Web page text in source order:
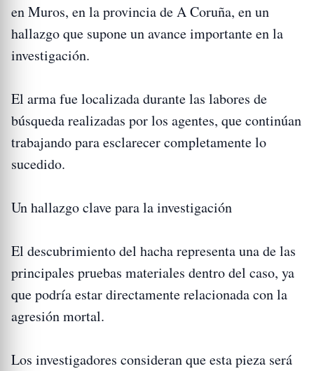
en Muros, en la provincia de A Coruña, en un
hallazgo que supone un avance importante en la
investigación.
El arma fue localizada durante las labores de
búsqueda realizadas por los agentes, que continúan
trabajando para esclarecer completamente lo
sucedido.
Un hallazgo clave para la investigación
El descubrimiento del hacha representa una de las
principales pruebas materiales dentro del caso, ya
que podría estar directamente relacionada con la
agresión mortal.
Los investigadores consideran que esta pieza será